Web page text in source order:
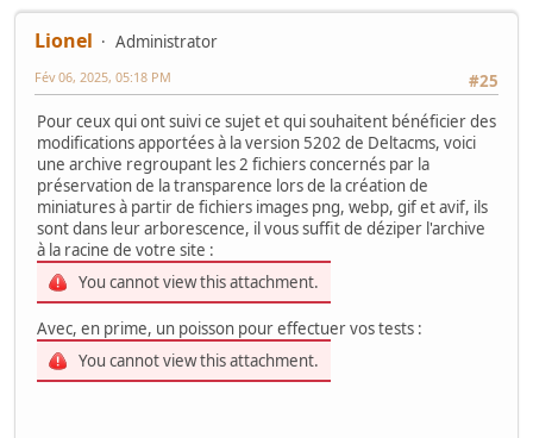
Lionel
Administrator
#25
Fév 06, 2025, 05:18 PM
Pour ceux qui ont suivi ce sujet et qui souhaitent bénéficier des
modifications apportées à la version 5202 de Deltacms, voici
une archive regroupant les 2 fichiers concernés par la
préservation de la transparence lors de la création de
miniatures à partir de fichiers images png, webp, gif et avif, ils
sont dans leur arborescence, il vous suffit de déziper l'archive
à la racine de votre site :
You cannot view this attachment.
Avec, en prime, un poisson pour effectuer vos tests :
You cannot view this attachment.